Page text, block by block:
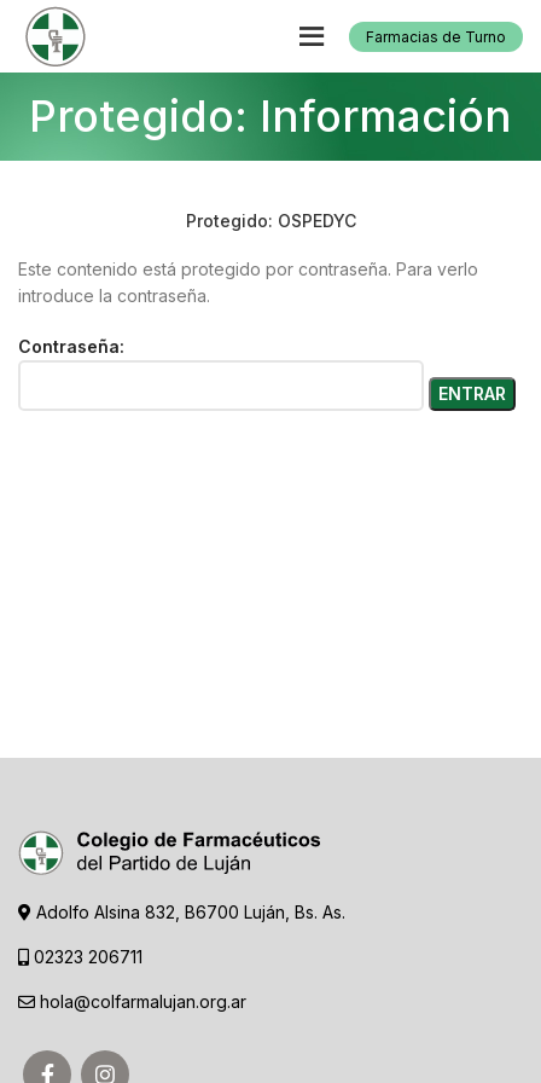
Farmacias de Turno
Protegido: Información
Protegido: OSPEDYC
Este contenido está protegido por contraseña. Para verlo
introduce la contraseña.
Contraseña:
Adolfo Alsina 832, B6700 Luján, Bs. As.
02323 206711
hola@colfarmalujan.org.ar